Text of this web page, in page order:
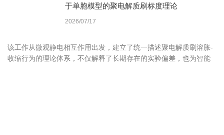
于单胞模型的聚电解质刷标度理论
2026/07/17
该工作从微观静电相互作用出发，建立了统一描述聚电解质刷溶胀-
收缩行为的理论体系，不仅解释了长期存在的实验偏差，也为智能